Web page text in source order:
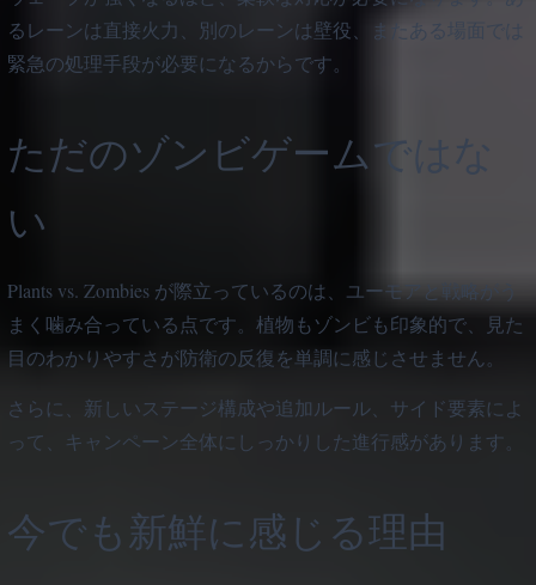
るレーンは直接火力、別のレーンは壁役、またある場面では
緊急の処理手段が必要になるからです。
ただのゾンビゲームではな
い
Plants vs. Zombies が際立っているのは、ユーモアと戦略がう
まく噛み合っている点です。植物もゾンビも印象的で、見た
目のわかりやすさが防衛の反復を単調に感じさせません。
さらに、新しいステージ構成や追加ルール、サイド要素によ
って、キャンペーン全体にしっかりした進行感があります。
今でも新鮮に感じる理由